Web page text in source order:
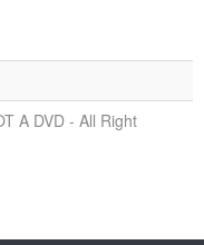
A DVD - All Right